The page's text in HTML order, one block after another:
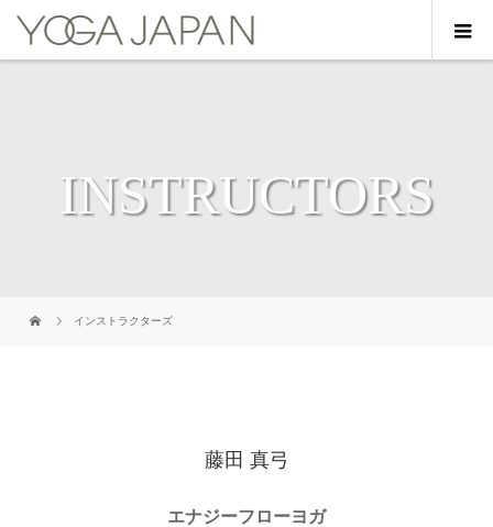
INSTRUCTORS
インストラクターズ
藤田 真弓
エナジーフローヨガ